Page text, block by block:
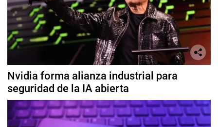
Nvidia forma alianza industrial para
seguridad de la IA abierta